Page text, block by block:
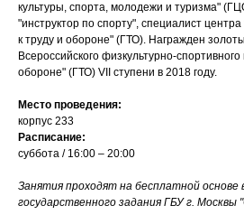
культуры, спорта, молодежи и туризма"
"инструктор по спорту", специалист
к труду и обороне" (ГТО). Награжден
Всероссийского физкультурно-
обороне" (ГТО) VII ступени в 2018 году.
Место проведения:
корпус 233
Расписание:
суббота / 16:00 – 20:00
Занятия проходят на бесплатной основе
государственного задания ГБУ г. Москвы